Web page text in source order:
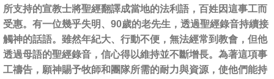
所支持的宣教士將聖經翻譯成當地的法利語，百姓因這事工而
受惠。有一位幾乎失明、90歲的老先生，透過聖經錄音持續接
觸神的話語。雖然年紀大、行動不便，無法經常到教會，但他
透過母語的聖經錄音，信心得以維持並不斷增長。為著這項事
工禱告，願神賜予牧師和團隊所需的耐力與資源，使他們能持